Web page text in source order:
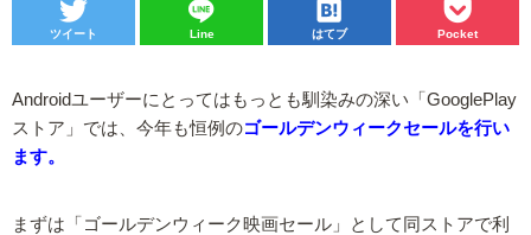
ツイート Line はてブ Pocket
Androidユーザーにとってはもっとも馴染みの深い「GooglePlay
ストア」では、今年も恒例のゴールデンウィークセールを行い
ます。
まずは「ゴールデンウィーク映画セール」として同ストアで利